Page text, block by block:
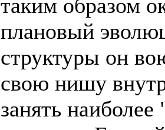
таким образом
плановый
структуры он
свою нишу
занять